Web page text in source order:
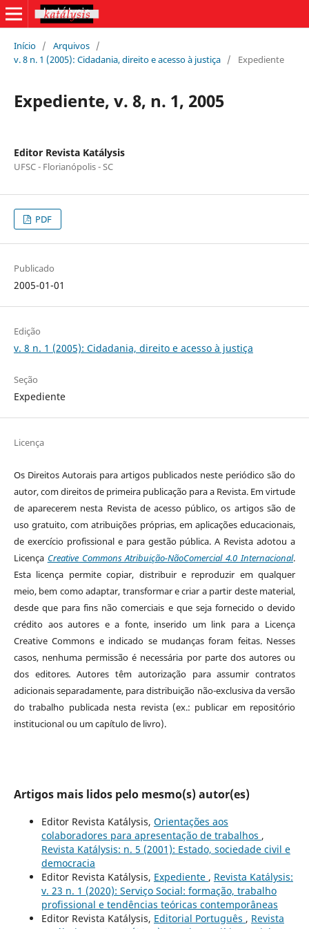
Início / Arquivos /
v. 8 n. 1 (2005): Cidadania, direito e acesso à justiça / Expediente
Expediente, v. 8, n. 1, 2005
Editor Revista Katálysis
UFSC - Florianópolis - SC
PDF
Publicado
2005-01-01
Edição
v. 8 n. 1 (2005): Cidadania, direito e acesso à justiça
Seção
Expediente
Licença
Os Direitos Autorais para artigos publicados neste periódico são do
autor, com direitos de primeira publicação para a Revista. Em virtude
de aparecerem nesta Revista de acesso público, os artigos são de
uso gratuito, com atribuições próprias, em aplicações educacionais,
de exercício profissional e para gestão pública. A Revista adotou a
Licença Creative Commons Atribuição-NãoComercial 4.0 Internacional.
Esta licença permite copiar, distribuir e reproduzir em qualquer
meio, bem como adaptar, transformar e criar a partir deste material,
desde que para fins não comerciais e que seja fornecido o devido
crédito aos autores e a fonte, inserido um link para a Licença
Creative Commons e indicado se mudanças foram feitas. Nesses
casos, nenhuma permissão é necessária por parte dos autores ou
dos editores.Autores têm autorização para assumir contratos
adicionais separadamente, para distribuição não-exclusiva da versão
do trabalho publicada nesta revista (ex.: publicar em repositório
institucional ou um capítulo de livro).
Artigos mais lidos pelo mesmo(s) autor(es)
Editor Revista Katálysis, Orientações aos
colaboradores para apresentação de trabalhos ,
Revista Katálysis: n. 5 (2001): Estado, sociedade civil e
democracia
Editor Revista Katálysis, Expediente , Revista Katálysis:
v. 23 n. 1 (2020): Serviço Social: formação, trabalho
profissional e tendências teóricas contemporâneas
Editor Revista Katálysis, Editorial Português , Revista